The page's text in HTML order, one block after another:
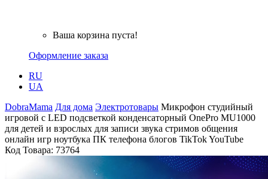
Ваша корзина пуста!
Оформление заказа
RU
UA
DobraMama Для дома Электротовары Микрофон студийный
игровой с LED подсветкой конденсаторный OnePro MU1000
для детей и взрослых для записи звука стримов общения
онлайн игр ноутбука ПК телефона блогов TikTok YouTube
Код Товара: 73764